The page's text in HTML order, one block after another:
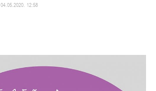
04.05.2020. 12:58